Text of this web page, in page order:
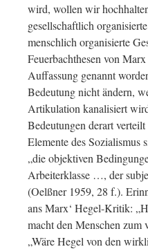
wird, wollen wir
gesellschaftlich
menschlich organisierte
Feuerbachthesen von
Auffassung genannt
Bedeutung nicht ändern,
Artikulation kanalisiert
Bedeutungen derart
Elemente des Sozialismus
„die objektiven
Arbeiterklasse …, der
(Oelßner 1959, 28 f.).
ans Marx‘ Hegel-Kritik:
macht den Menschen zum
„Wäre Hegel von den